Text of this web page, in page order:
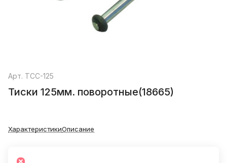
Арт. ТСС-125
Тиски 125мм. поворотные(18665)
ХарактеристикиОписание